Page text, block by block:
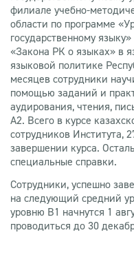
филиале учебно-
области по программе
государственному
«Закона РК о языках» в
языковой политике
месяцев сотрудники
помощью заданий и
аудирования, чтения,
А2. Всего в курсе
сотрудников Института,
завершении курса.
специальные справки.
Cотрудники, успешно
на следующий средний
уровню В1 начнутся 1
проводиться до 30